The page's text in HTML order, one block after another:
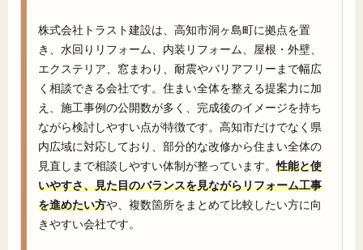
株式会社トラスト建設は、高知市洞ヶ島町に拠点を置
き、水回りリフォーム、内装リフォーム、屋根・外壁、
エクステリア、窓まわり、耐震やバリアフリーまで幅広
く相談できる会社です。住まい全体を整える提案力に加
え、施工事例の公開数が多く、完成後のイメージを持ち
ながら検討しやすい点が特徴です。高知市だけでなく県
内広域に対応しており、部分的な改修から住まい全体の
見直しまで相談しやすい体制が整っています。性能と使
いやすさ、見た目のバランスを見ながらリフォーム工事
を進めたい方や、複数箇所をまとめて比較したい方に向
きやすい会社です。